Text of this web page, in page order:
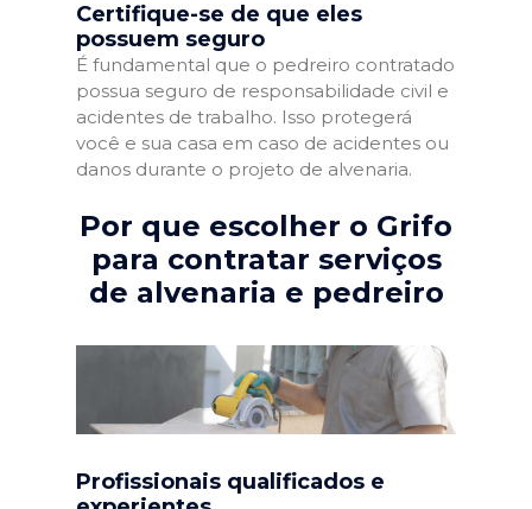
Certifique-se de que eles
possuem seguro
É fundamental que o pedreiro contratado
possua seguro de responsabilidade civil e
acidentes de trabalho. Isso protegerá
você e sua casa em caso de acidentes ou
danos durante o projeto de alvenaria.
Por que escolher o Grifo
para contratar serviços
de alvenaria e pedreiro
Profissionais qualificados e